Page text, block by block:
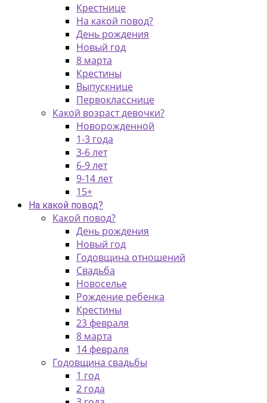
Крестнице
На какой повод?
День рождения
Новый год
8 марта
Крестины
Выпускнице
Первокласснице
Какой возраст девочки?
Новорожденной
1-3 года
3-6 лет
6-9 лет
9-14 лет
15+
На какой повод?
Какой повод?
День рождения
Новый год
Годовщина отношений
Свадьба
Новоселье
Рождение ребенка
Крестины
23 февраля
8 марта
14 февраля
Годовщина свадьбы
1 год
2 года